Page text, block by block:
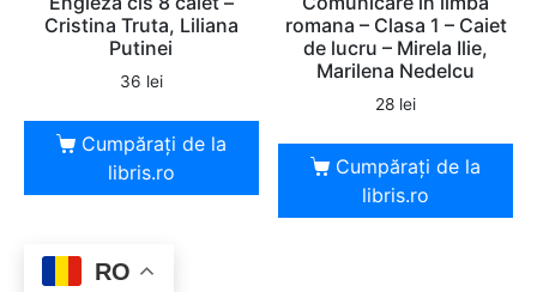
Cristina Truta, Liliana
Putinei
36 lei
Cumpărați de la
libris.ro
romana – Clasa 1 – Caiet
de lucru – Mirela Ilie,
Marilena Nedelcu
28 lei
Cumpărați de la
libris.ro
RO